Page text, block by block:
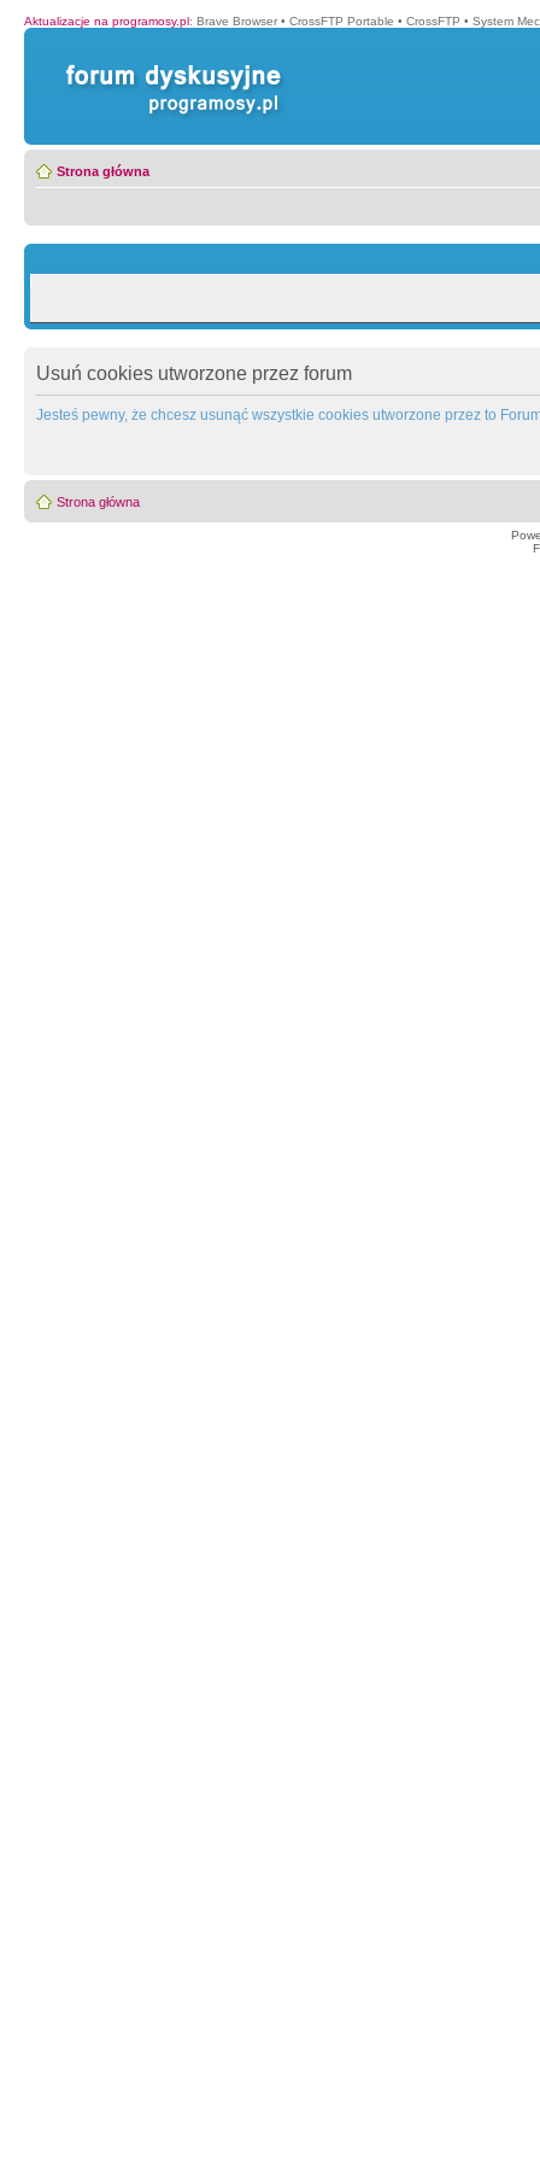
Aktualizacje na programosy.pl: Brave Browser • CrossFTP Portable • CrossFTP • System
Strona główna
Usuń cookies utworzone przez forum
Jesteś pewny, że chcesz usunąć wszystkie cookies utworzone przez to
Strona główna